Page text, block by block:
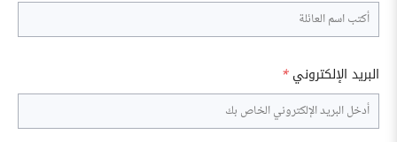
البريد الإلكتروني *